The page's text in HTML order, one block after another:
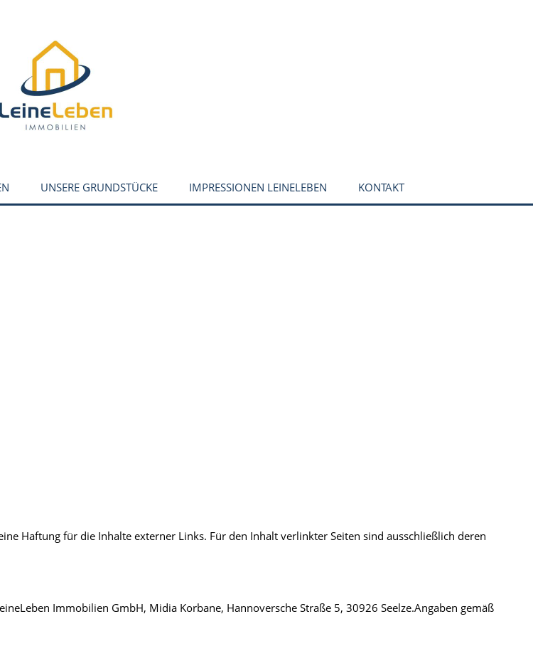
UNSERE GRUNDSTÜCKE IMPRESSIONEN LEINELEBEN KONTAKT
Haftung für die Inhalte externer Links. Für den Inhalt verlinkter Seiten sind ausschließlich deren
Immobilien GmbH, Midia Korbane, Hannoversche Straße 5, 30926 Seelze.Angaben gemäß